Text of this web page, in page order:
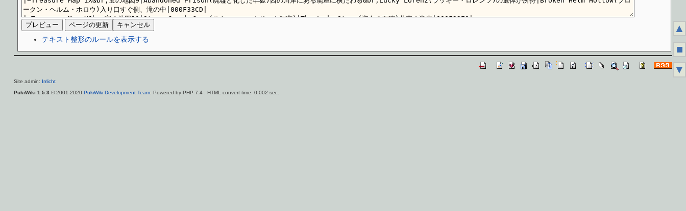
テキスト整形のルールを表示する
Site admin: Irrlicht
PukiWiki 1.5.3 © 2001-2020 PukiWiki Development Team. Powered by PHP 7.4 : HTML convert time: 0.002 sec.
▲
■
▼